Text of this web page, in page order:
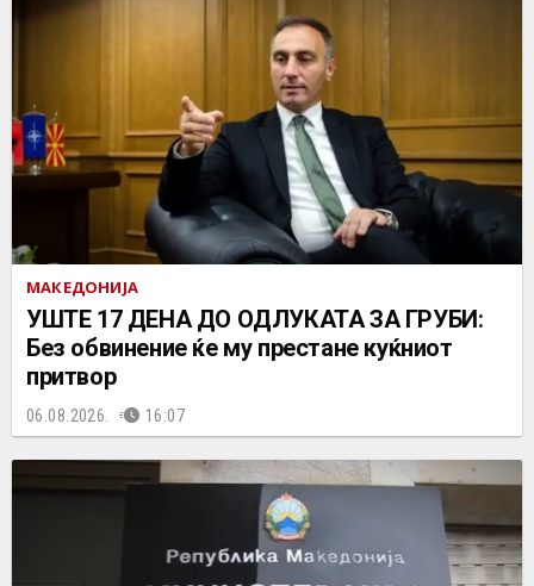
МАКЕДОНИЈА
УШТЕ 17 ДЕНА ДО ОДЛУКАТА ЗА ГРУБИ:
Без обвинение ќе му престане куќниот
притвор
06.08.2026. 16:07